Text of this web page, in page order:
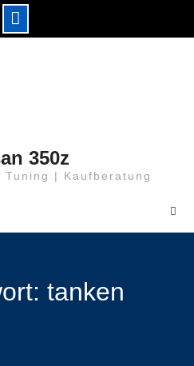
350z
| Kaufberatung
tanken